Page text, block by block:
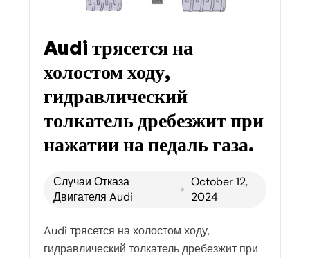
Audi трясется на
холостом ходу,
гидравлический
толкатель дребезжит при
нажатии на педаль газа.
Случаи Отказа
Двигателя Audi
October 12,
2024
Audi трясется на холостом ходу,
гидравлический толкатель дребезжит при